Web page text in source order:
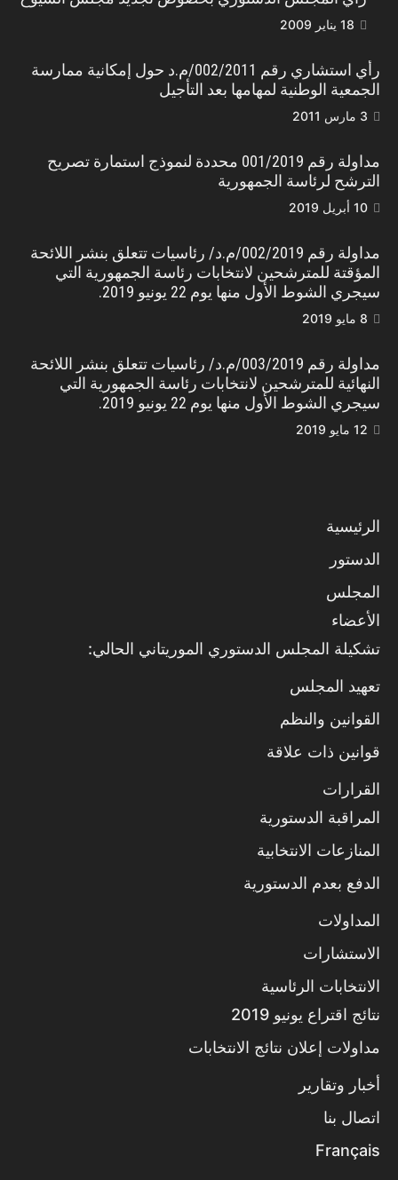
18 يناير 2009
رأي استشاري رقم 002/2011/م.د حول إمكانية ممارسة
الجمعية الوطنية لمهامها بعد التأجيل
3 مارس 2011
مداولة رقم 001/2019 محددة لنموذج استمارة تصريح
الترشح لرئاسة الجمهورية
10 أبريل 2019
مداولة رقم 002/2019/م.د/ رئاسيات تتعلق بنشر اللائحة
المؤقتة للمترشحين لانتخابات رئاسة الجمهورية التي
سيجري الشوط الأول منها يوم 22 يونيو 2019.
8 مايو 2019
مداولة رقم 003/2019/م.د/ رئاسيات تتعلق بنشر اللائحة
النهائية للمترشحين لانتخابات رئاسة الجمهورية التي
سيجري الشوط الأول منها يوم 22 يونيو 2019.
12 مايو 2019
الرئيسية
الدستور
المجلس
الأعضاء
تشكيلة المجلس الدستوري الموريتاني الحالي:
تعهيد المجلس
القوانين والنظم
قوانين ذات علاقة
القرارات
المراقبة الدستورية
المنازعات الانتخابية
الدفع بعدم الدستورية
المداولات
الاستشارات
الانتخابات الرئاسية
نتائج اقتراع يونيو 2019
مداولات إعلان نتائج الانتخابات
أخبار وتقارير
اتصال بنا
Français